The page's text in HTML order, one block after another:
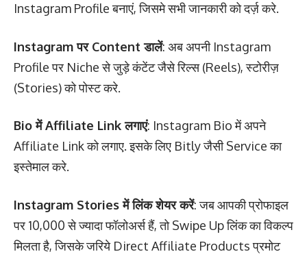
Instagram Profile बनाएं, जिसमे सभी जानकारी को दर्ज़ करे.
Instagram पर Content डालें: अब अपनी Instagram
Profile पर Niche से जुड़े कंटेंट जैसे रिल्स (Reels), स्टोरीज़
(Stories) को पोस्ट करे.
Bio में Affiliate Link लगाएं: Instagram Bio में अपने
Affiliate Link को लगाए. इसके लिए Bitly जैसी Service का
इस्तेमाल करे.
Instagram Stories में लिंक शेयर करें: जब आपकी प्रोफाइल
पर 10,000 से ज्यादा फॉलोअर्स हैं, तो Swipe Up लिंक का विकल्प
मिलता है, जिसके जरिये Direct Affiliate Products प्रमोट